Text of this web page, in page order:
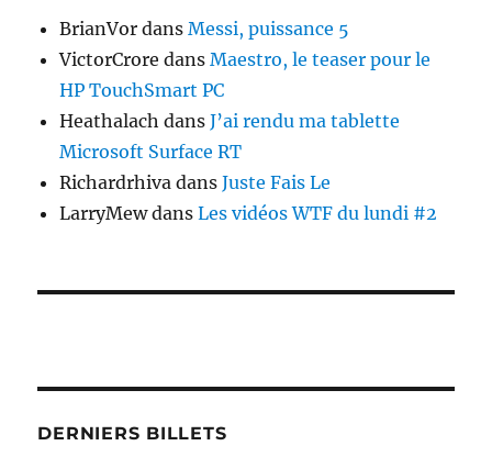
BrianVor dansMessi, puissance 5
VictorCrore dansMaestro, le teaser pour le
HP TouchSmart PC
Heathalach dansJ’ai rendu ma tablette
Microsoft Surface RT
Richardrhiva dansJuste Fais Le
LarryMewdansLes vidéos WTF du lundi #2
DERNIERS BILLETS